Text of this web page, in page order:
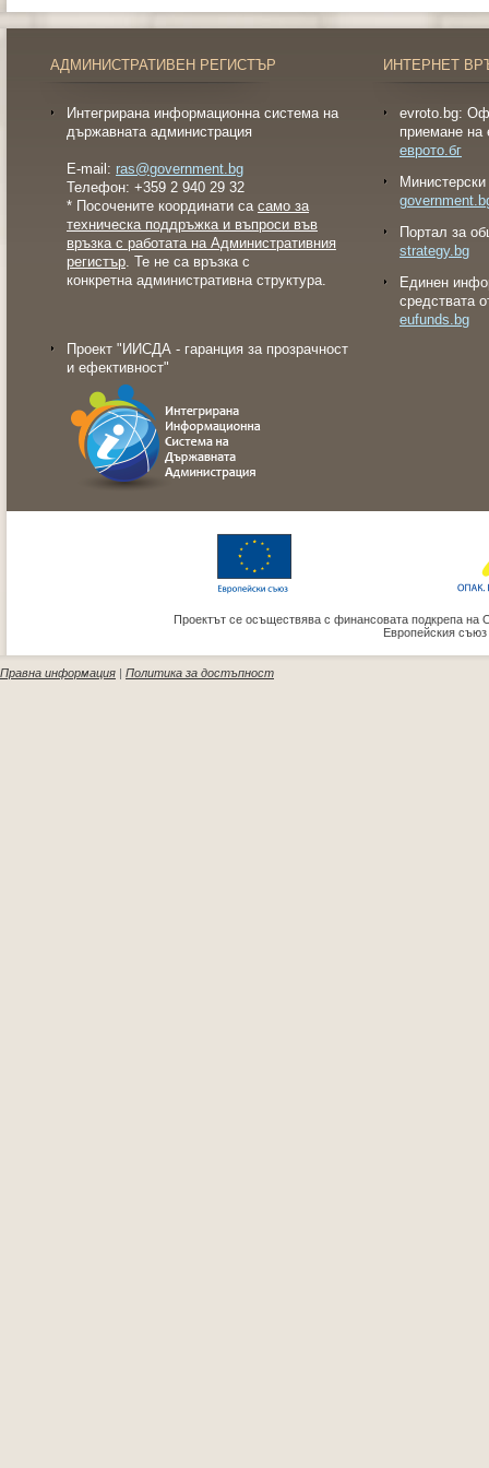
АДМИНИСТРАТИВЕН РЕГИСТЪР
Интегрирана информационна система на
държавната администрация
E-mail: ras@government.bg
Телефон: +359 2 940 29 32
* Посочените координати са само за
техническа поддръжка и въпроси във
връзка с работата на Административния
регистър. Те не са връзка с
конкретна административна структура.
Проект "ИИСДА - гаранция за прозрачност
и ефективност"
ИНТЕРНЕТ
evroto.bg:
приемане на
еврото.бг
Портал за
strategy.bg
Eдинен
средствата
eufunds.bg
Проектът се осъществява с финансовата подкрепа на
Европейския
Правна информация | Политика за достъпност